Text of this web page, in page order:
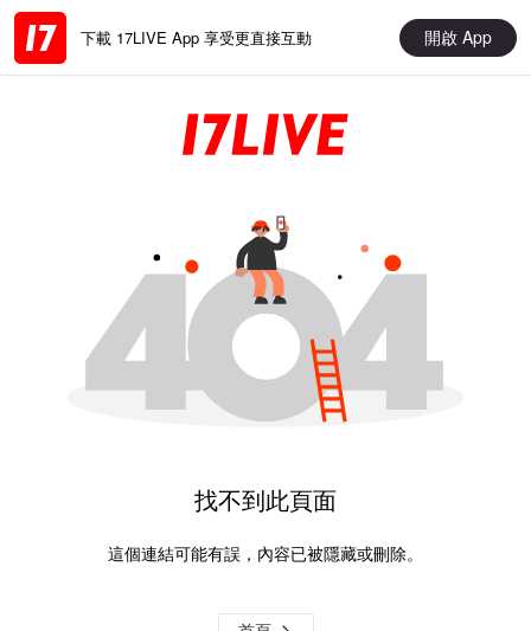
下載 17LIVE App 享受更直接互動 開啟 App
找不到此頁面
這個連結可能有誤，內容已被隱藏或刪除。